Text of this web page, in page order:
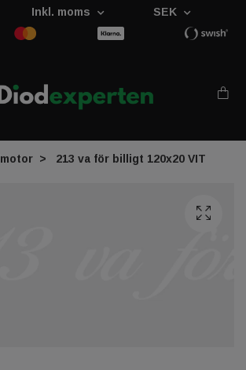
Inkl. moms SEK
213 va för billigt 120x20 VIT